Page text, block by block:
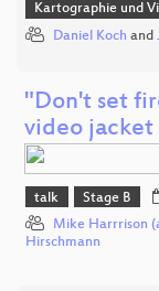
Kartographie und
Daniel Koch and
"Don't set
video
talk Stage B
Mike Harrrison
Hirschmann